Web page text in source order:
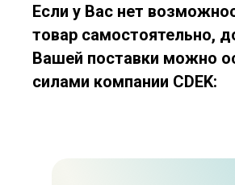
Если у Вас нет
товар самостоятельно,
Вашей поставки можно
силами компании CDEK: